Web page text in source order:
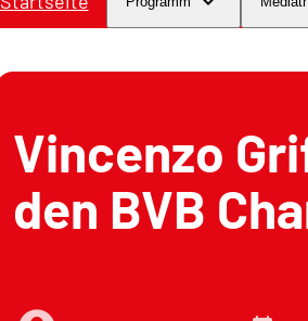
Vincenzo
den BVB